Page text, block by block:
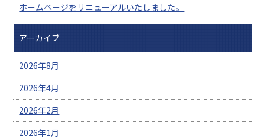
ホームページをリニューアルいたしました。
アーカイブ
2026年8月
2026年4月
2026年2月
2026年1月